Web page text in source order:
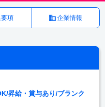
項 企業情報
昇給・賞与あり/ブランク